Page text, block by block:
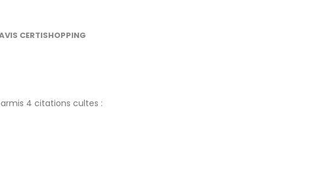
CERTISHOPPING
4 citations cultes :